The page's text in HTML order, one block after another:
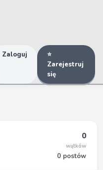
Zaloguj
⭐
Zarejestruj
się
0
wątków
0 postów